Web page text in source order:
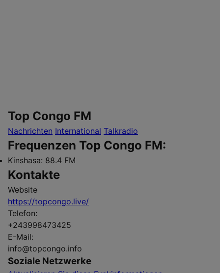
Top Congo FM
Nachrichten International Talkradio
Frequenzen Top Congo FM:
Kinshasa: 88.4 FM
Kontakte
Website
https://topcongo.live/
Telefon:
+243998473425
E-Mail:
info@topcongo.info
Soziale Netzwerke